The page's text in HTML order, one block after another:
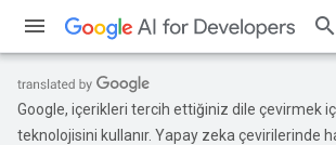
Google, içerikleri tercih ettiğiniz dile çevirmek
teknolojisini kullanır. Yapay zeka çevirilerinde